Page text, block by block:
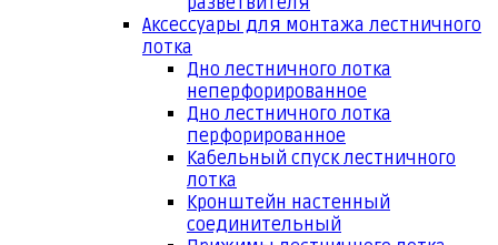
Аксессуары для монтажа лестничного
лотка
Дно лестничного лотка
неперфорированное
Дно лестничного лотка
перфорированное
Кабельный спуск лестничного
лотка
Кронштейн настенный
соединительный